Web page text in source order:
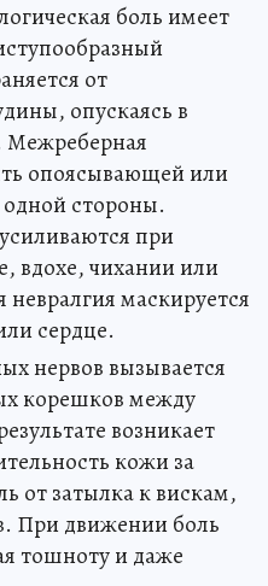
боль имеет
от
опускаясь в
Межреберная
опоясывающей или
одной стороны.
при
вдохе, чихании или
маскируется
сердце.
нервов вызывается
корешков между
возникает
кожи за
от затылка к вискам,
При движении боль
тошноту и даже